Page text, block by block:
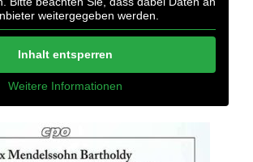
weitergegeben werden.
Inhalt entsperren
Weitere Informationen